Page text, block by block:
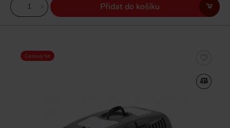
Přidat do košíku
Cenový hit